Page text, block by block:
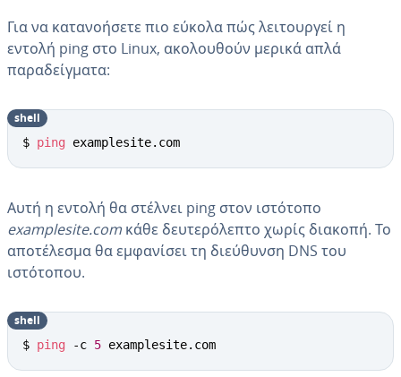
Για να κατανοήσετε πιο εύκολα πώς λειτουργεί η
εντολή ping στο Linux, ακολουθούν μερικά απλά
παραδείγματα:
$ ping examplesite.com
shell
Αυτή η εντολή θα στέλνει ping στον ιστότοπο
examplesite.com κάθε δευτερόλεπτο χωρίς διακοπή. Το
αποτέλεσμα θα εμφανίσει τη διεύθυνση DNS του
ιστότοπου.
$ ping -c 5 examplesite.com
shell